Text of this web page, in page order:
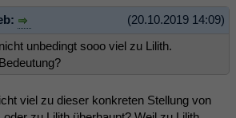
(20.10.2019 14:09)
unbedingt sooo viel zu Lilith.
viel zu dieser konkreten Stellung von